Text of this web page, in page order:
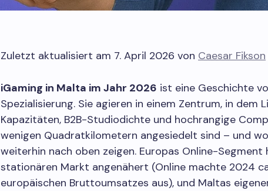
Zuletzt aktualisiert am 7. April 2026 von Caesar Fikson
iGaming in Malta im Jahr 2026 ist eine Geschichte
Spezialisierung. Sie agieren in einem Zentrum, in dem
Kapazitäten, B2B-Studiodichte und hochrangige
wenigen Quadratkilometern angesiedelt sind – und
weiterhin nach oben zeigen. Europas Online-Segment
stationären Markt angenähert (Online machte 2024
europäischen Bruttoumsatzes aus), und Maltas